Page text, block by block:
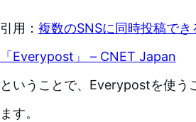
引用： 複数のSNSに同時投稿で
「Everypost」 – CNET Japan
ということで、Everypostを使う
ます。